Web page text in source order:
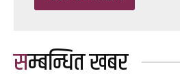
सम्बन्धित खबर